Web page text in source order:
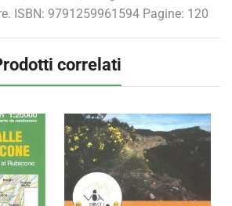
ISBN: 9791259961594 Pagine: 120
correlati